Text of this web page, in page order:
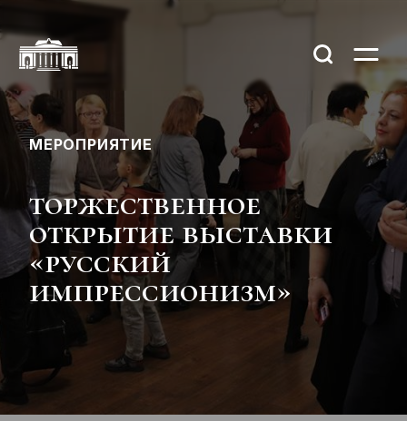
МЕРОПРИЯТИЕ
торжественное
открытие выставки
«русский
импрессионизм»